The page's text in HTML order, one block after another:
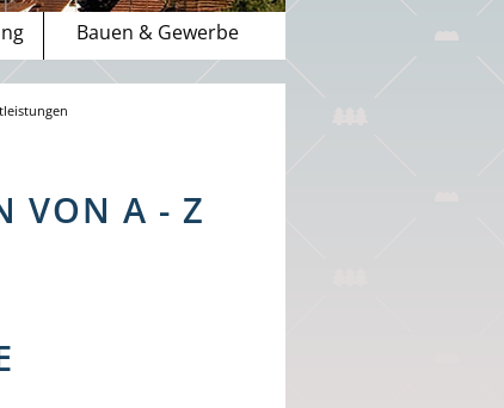
Bauen & Gewerbe
VON A - Z